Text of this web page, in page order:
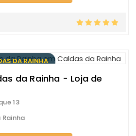
DA RAINHA
da Rainha - Loja de
13